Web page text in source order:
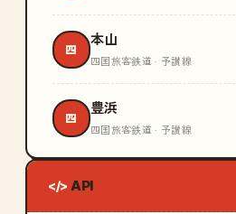
四
本山
四国旅客鉄道 · 予讃線
四
豊浜
四国旅客鉄道 · 予讃線
</> API